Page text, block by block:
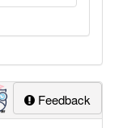
Feedback